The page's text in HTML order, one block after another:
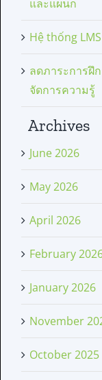
และแผนก
Hệ thống
ลดภาระการฝึ
จัดการความรู้
Archives
June 2026
May 2026
April 2026
February
January 2026
November
October 2025